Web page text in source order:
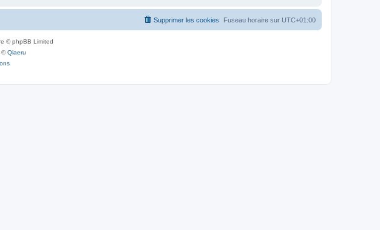
Fuseau horaire sur UTC+01:00
Supprimer les cookies
© phpBB Limited
©Qiaeru